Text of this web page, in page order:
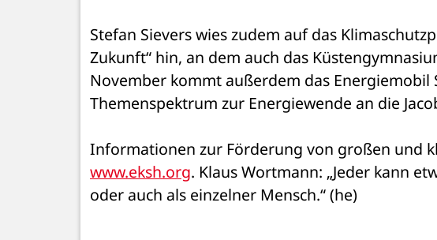
Stefan Sievers wies zudem auf das
Zukunft“ hin, an dem auch das
November kommt außerdem das
Themenspektrum zur Energiewende an die
www.eksh.org. Klaus Wortmann: „Jeder kann
oder auch als einzelner Mensch.“ (he)